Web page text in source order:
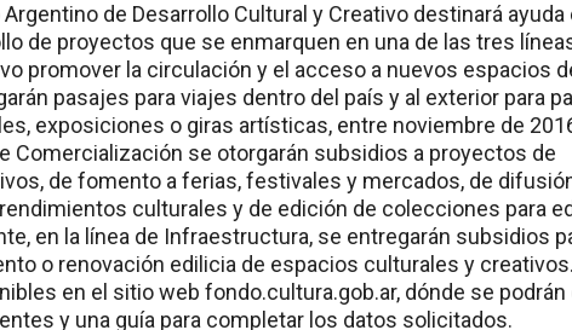
Argentino de Desarrollo Cultural y Creativo destinará
de proyectos que se enmarquen en una de las tres
promover la circulación y el acceso a nuevos espacios
pasajes para viajes dentro del país y al exterior para
exposiciones o giras artísticas, entre noviembre de
Comercialización se otorgarán subsidios a proyectos de
de fomento a ferias, festivales y mercados, de
culturales y de edición de colecciones para
en la línea de Infraestructura, se entregarán subsidios
o renovación edilicia de espacios culturales y
en el sitio web fondo.cultura.gob.ar, dónde se
y una guía para completar los datos solicitados.